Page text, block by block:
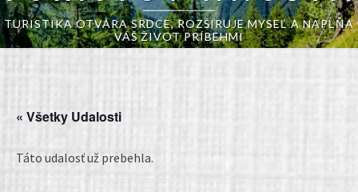
TURISTIKA OTVÁRA SRDCE, ROZŠIRUJE MYSEĽ A NAPĹŇA
VÁŠ ŽIVOT PRÍBEHMI
« Všetky Udalosti
Táto udalosť už prebehla.